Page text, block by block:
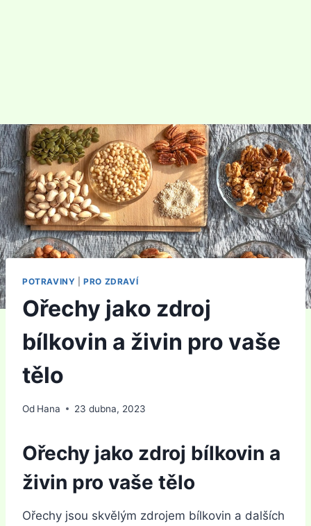
POTRAVINY |PRO ZDRAVÍ
Ořechy jako zdroj
bílkovin a živin pro vaše
tělo
Od Hana 23 dubna, 2023
Ořechy jako zdroj bílkovin a
živin pro vaše tělo
Ořechy jsou skvělým zdrojem bílkovin a dalších